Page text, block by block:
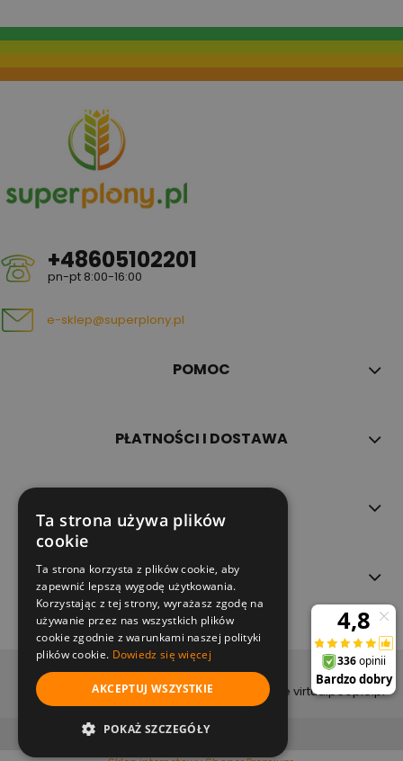
+48605102201
pn-pt 8:00-16:00
e-sklep@superplony.pl
POMOC
PŁATNOŚCI I DOSTAWA
O NAS
copyright (c) 2022
projekt i wykonanie virtualpeople.pl
pokaż pełną wersję strony
Ta strona używa plików
cookie
Ta strona korzysta z plików cookie, aby
zapewnić lepszą wygodę użytkowania.
Korzystając z tej strony, wyrażasz zgodę na
używanie przez nas wszystkich plików
cookie zgodnie z warunkami naszej polityki
plików cookie. Dowiedz się więcej
AKCEPTUJ WSZYSTKIE
POKAŻ SZCZEGÓŁY